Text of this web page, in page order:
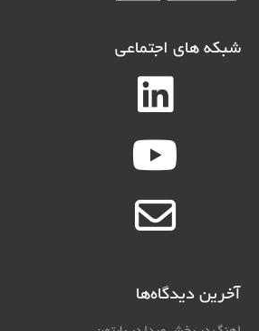
شبکه های اجتماعی
آخرین دیدگاه‌ها